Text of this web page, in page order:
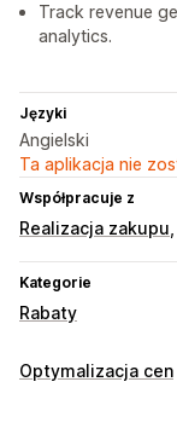
Track revenue
analytics.
Języki
Angielski
Ta aplikacja nie
Współpracuje z
Realizacja zakupu
Kategorie
Rabaty
Rodzaje rabatów
Optymalizacja cen